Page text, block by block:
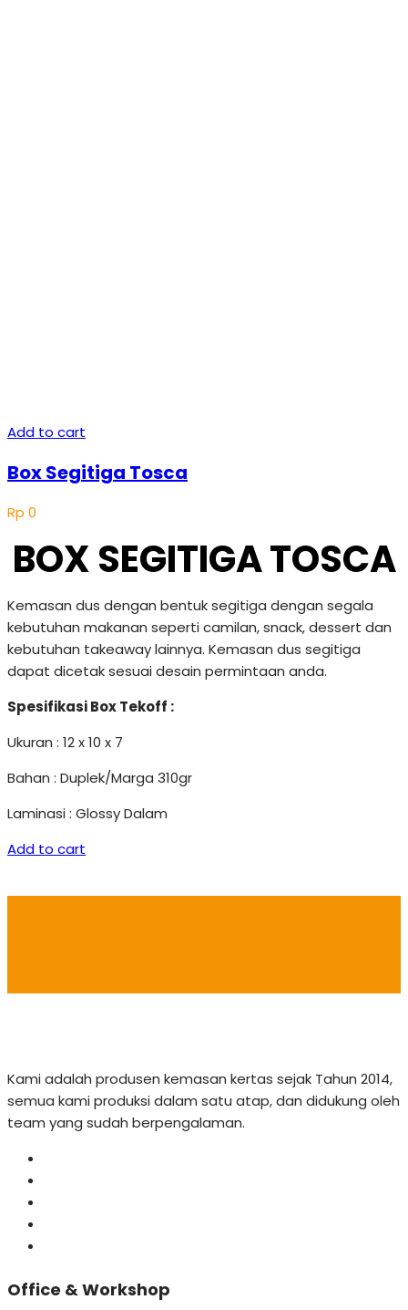
Add to cart
Box Segitiga Tosca
Rp 0
BOX SEGITIGA TOSCA
Kemasan dus dengan bentuk segitiga dengan segala
kebutuhan makanan seperti camilan, snack, dessert dan
kebutuhan takeaway lainnya. Kemasan dus segitiga
dapat dicetak sesuai desain permintaan anda.
Spesifikasi Box Tekoff :
Ukuran : 12 x 10 x 7
Bahan : Duplek/Marga 310gr
Laminasi : Glossy Dalam
Add to cart
Kami adalah produsen kemasan kertas sejak Tahun 2014,
semua kami produksi dalam satu atap, dan didukung oleh
team yang sudah berpengalaman.
Office & Workshop